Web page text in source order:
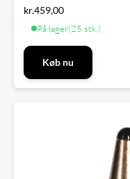
kr.459,00
På lager(25 stk.)
Køb nu